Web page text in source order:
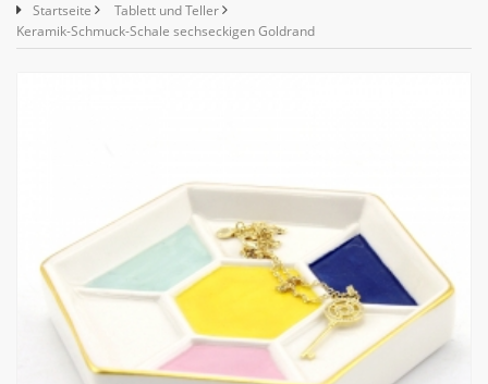
Startseite
Tablett und Teller
Keramik-Schmuck-Schale sechseckigen Goldrand